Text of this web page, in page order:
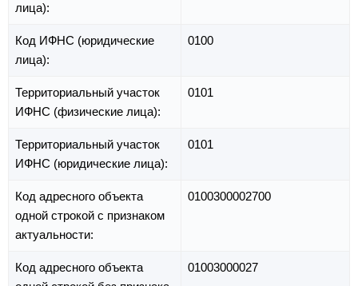
лица):
Код ИФНС (юридические
лица):
0100
Территориальный участок
ИФНС (физические лица):
0101
Территориальный участок
ИФНС (юридические лица):
0101
Код адресного объекта
одной строкой с признаком
актуальности:
0100300002700
Код адресного объекта
01003000027